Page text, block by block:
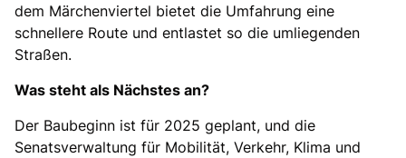
dem Märchenviertel bietet die Umfahrung eine
schnellere Route und entlastet so die umliegenden
Straßen.
Was steht als Nächstes an?
Der Baubeginn ist für 2025 geplant, und die
Senatsverwaltung für Mobilität, Verkehr, Klima und